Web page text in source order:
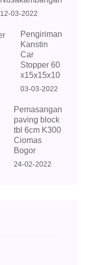
12-03-2022
Pengiriman
Kanstin
Car
Stopper 60
x15x15x10
03-03-2022
Pemasangan
paving block
tbl 6cm K300
Ciomas
Bogor
24-02-2022